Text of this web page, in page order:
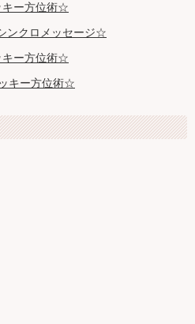
ー方位術☆
ンクロメッセージ☆
ー方位術☆
キー方位術☆